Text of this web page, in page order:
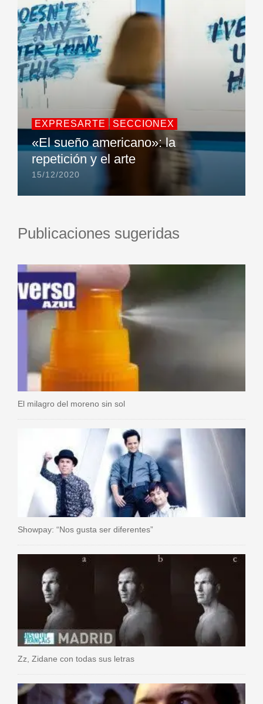
EXPRESARTE SECCIONEX
«El sueño americano»: la
repetición y el arte
15/12/2020
Publicaciones sugeridas
El milagro del moreno sin sol
Showpay: “Nos gusta ser diferentes”
Zz, Zidane con todas sus letras